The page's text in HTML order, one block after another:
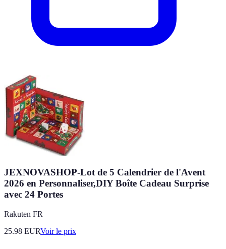
JEXNOVASHOP-Lot de 5 Calendrier de l'Avent
2026 en Personnaliser,DIY Boîte Cadeau Surprise
avec 24 Portes
Rakuten FR
25.98 EURVoir le prix